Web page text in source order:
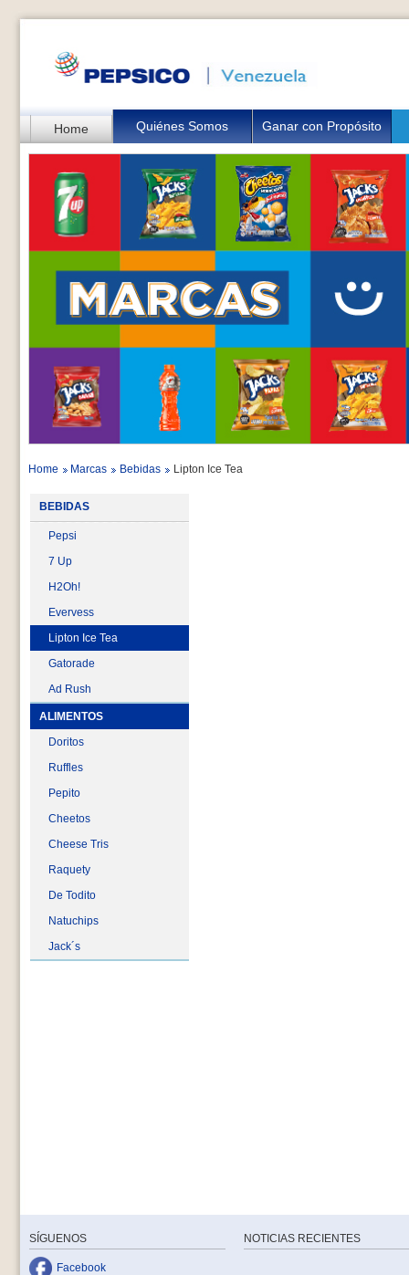
Home Quiénes Somos Ganar con Propósito
Home Marcas Bebidas Lipton Ice Tea
BEBIDAS
Pepsi
7 Up
H2Oh!
Evervess
Lipton Ice Tea
Gatorade
Ad Rush
ALIMENTOS
Doritos
Ruffles
Pepito
Cheetos
Cheese Tris
Raquety
De Todito
Natuchips
Jack´s
SÍGUENOS
Facebook
NOTICIAS RECIENTES